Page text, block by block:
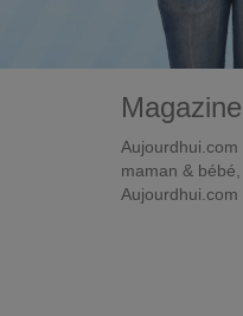
Magazine
maman &